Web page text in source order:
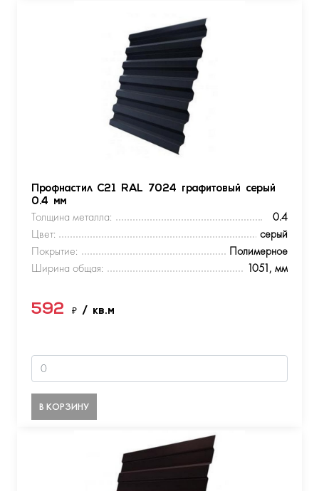
Профнастил С21 RAL 7024 графитовый серый
0.4 мм
Толщина металла:
0.4
Цвет:
серый
Покрытие:
Полимерное
Ширина общая:
1051, мм
592 ₽ / кв.м
В КОРЗИНУ